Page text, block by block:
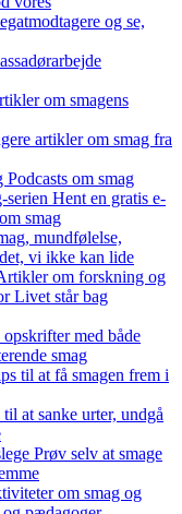
og se,
om smagens
artikler om smag fra
Podcasts om smag
serien Hent en gratis e-
smag
mundfølelse,
vi ikke kan lide
om forskning og
Livet står bag
med både
smag
til at få smagen frem i
at sanke urter, undgå
Prøv selv at smage
om smag og